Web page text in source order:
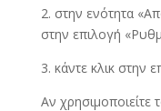
2. στην ενότητα
στην επιλογή
3. κάντε κλικ στην
Αν χρησιμοποιείτε